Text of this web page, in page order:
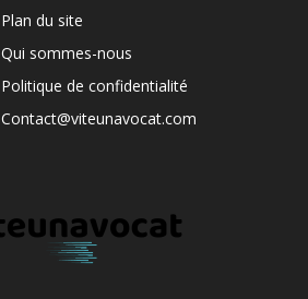
Plan du site
Qui sommes-nous
Politique de confidentialité
Contact@viteunavocat.com